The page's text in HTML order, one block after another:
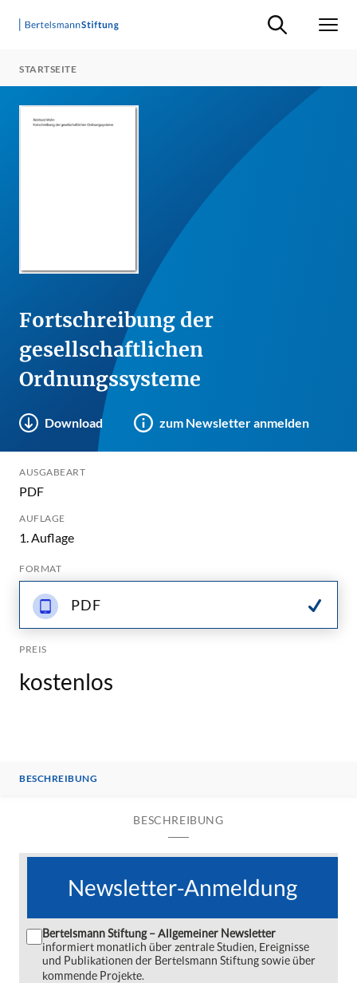
Suche ein-/
STARTSEITE
Fortschreibung der
gesellschaftlichen
Ordnungssysteme
Download zum Newsletter anmelden
AUSGABEART
PDF
AUFLAGE
1. Auflage
FORMAT
PDF
PREIS
kostenlos
BESCHREIBUNG
BESCHREIBUNG
Newsletter-Anmeldung
Bertelsmann Stiftung – Allgemeiner Newsletter
informiert monatlich über zentrale Studien, Ereignisse
und Publikationen der Bertelsmann Stiftung sowie über
kommende Projekte.